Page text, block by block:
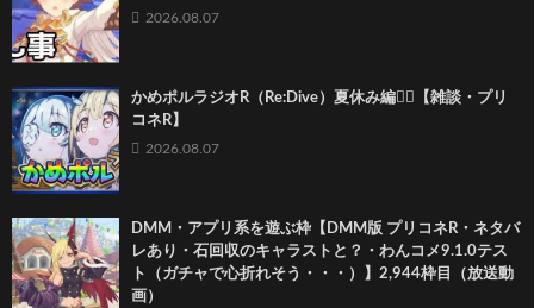
2026.08.07
かめポルラジオR（Re:Dive）⁠夏休み編🏄‍♀️【雑談・プリ
コネR】
2026.08.07
DMM・アプリ系を遊ぶ枠【DMM版 プリコネR・ネタバ
レあり・石回収のキャラストと？・わんコメ9.1.0テス
ト（ガチャで心折れそう・・・）】2,944枠目（放送動
画）